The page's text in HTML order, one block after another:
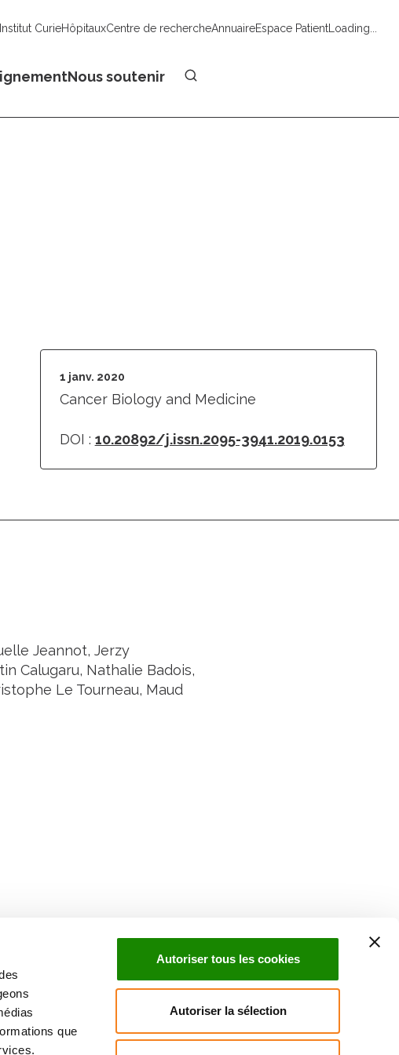
que
Autoriser tous les cookies
Autoriser la sélection
CurieHôpitauxCentre de rechercheAnnuaireEspace PatientLoading...
Nous soutenir
1 janv. 2020
Cancer Biology and Medicine
DOI : 10.20892/j.issn.2095-3941.2019.0153
Jeannot, Jerzy
Calugaru, Nathalie Badois,
Le Tourneau, Maud
Inscrivez-vous à la newsletter